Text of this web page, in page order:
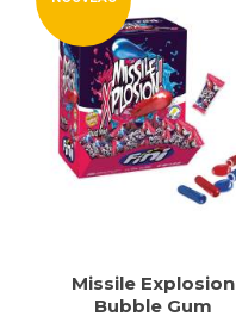
Missile Explosion
Bubble Gum